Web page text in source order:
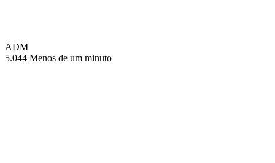
ADM
5.044 Menos de um minuto